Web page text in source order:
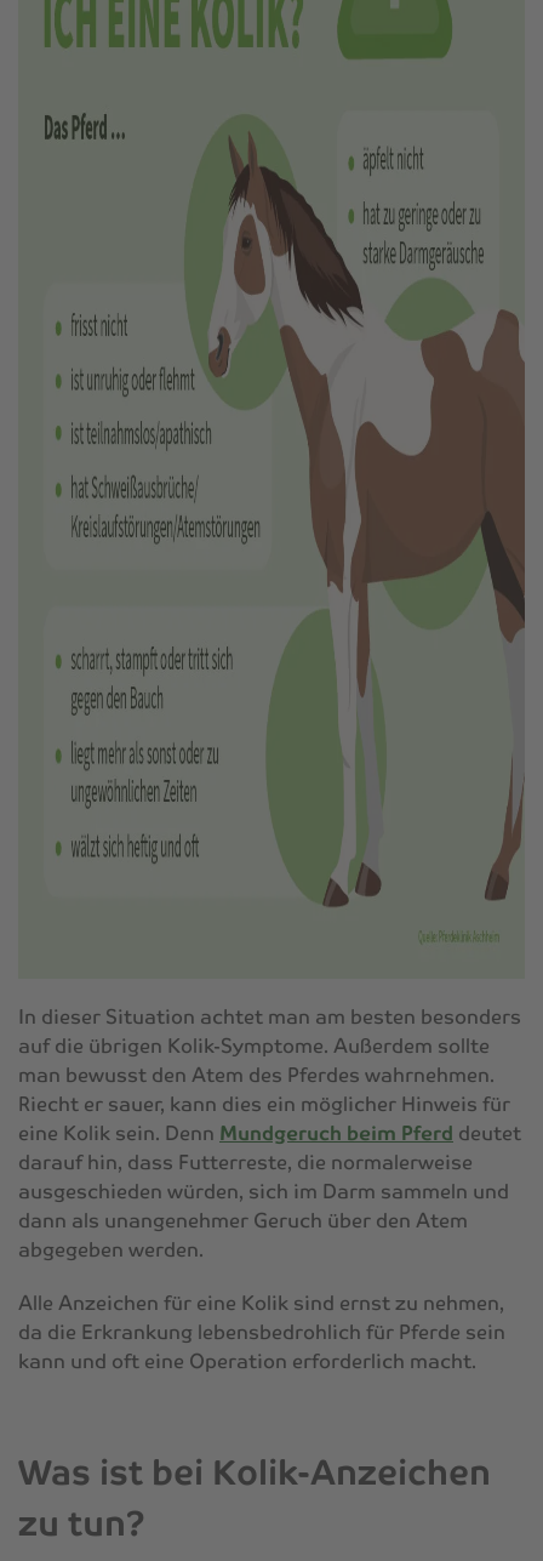
In dieser Situation achtet man am besten besonders
auf die übrigen Kolik-Symptome. Außerdem sollte
man bewusst den Atem des Pferdes wahrnehmen.
Riecht er sauer, kann dies ein möglicher Hinweis für
eine Kolik sein. Denn Mundgeruch beim Pferd deutet
darauf hin, dass Futterreste, die normalerweise
ausgeschieden würden, sich im Darm sammeln und
dann als unangenehmer Geruch über den Atem
abgegeben werden.
Alle Anzeichen für eine Kolik sind ernst zu nehmen,
da die Erkrankung lebensbedrohlich für Pferde sein
kann und oft eine Operation erforderlich macht.
Was ist bei Kolik-Anzeichen
zu tun?